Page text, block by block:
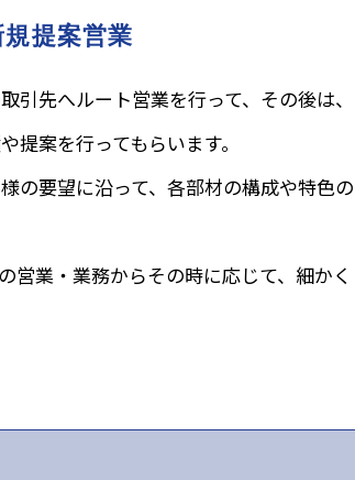
規提案営業
先へルート営業を行って、その後は、
案を行ってもらいます。
の要望に沿って、各部材の構成や特色の
営業・業務からその時に応じて、細かく